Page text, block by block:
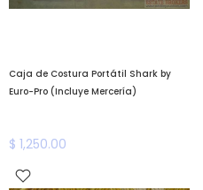
Caja de Costura Portátil Shark by
Euro-Pro (Incluye Mercería)
$ 1,250.00